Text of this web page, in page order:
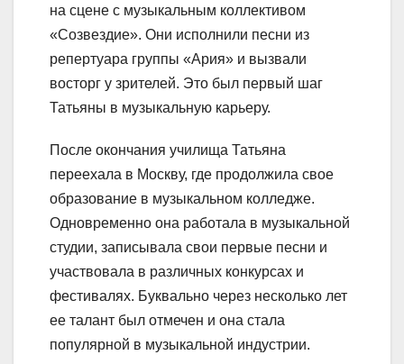
на сцене с музыкальным коллективом
«Созвездие». Они исполнили песни из
репертуара группы «Ария» и вызвали
восторг у зрителей. Это был первый шаг
Татьяны в музыкальную карьеру.
После окончания училища Татьяна
переехала в Москву, где продолжила свое
образование в музыкальном колледже.
Одновременно она работала в музыкальной
студии, записывала свои первые песни и
участвовала в различных конкурсах и
фестивалях. Буквально через несколько лет
ее талант был отмечен и она стала
популярной в музыкальной индустрии.